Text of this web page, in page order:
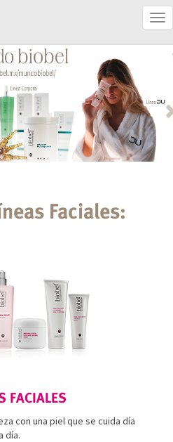
Faciales:
FACIALES
con una piel que se cuida día
a día.